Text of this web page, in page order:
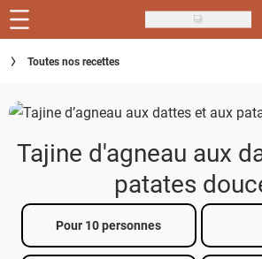
Skip
to
main
Recettes
Inspirations
Actus
Téléchargez l'app Saveurs Recettes
Toutes nos recettes
Tajine d'agneau aux
patates
Pour 10 personnes